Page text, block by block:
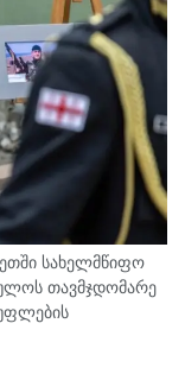
სახელმწიფო
თავმჯდომარე
გმირულად
ერთად,